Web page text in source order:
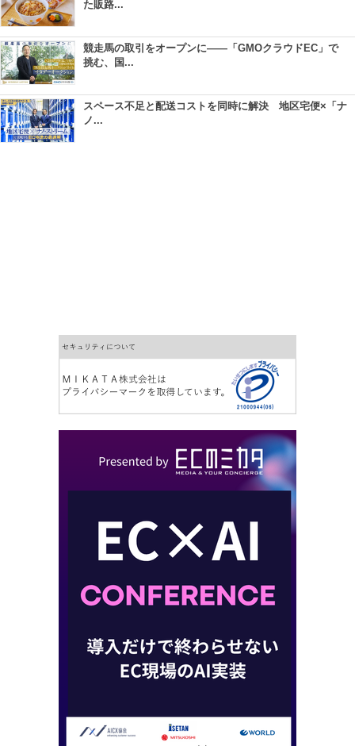
た販路...
競走馬の取引をオープンに――「GMOクラウドEC」で
挑む、国...
スペース不足と配送コストを同時に解決 地区宅便×「ナ
ノ...